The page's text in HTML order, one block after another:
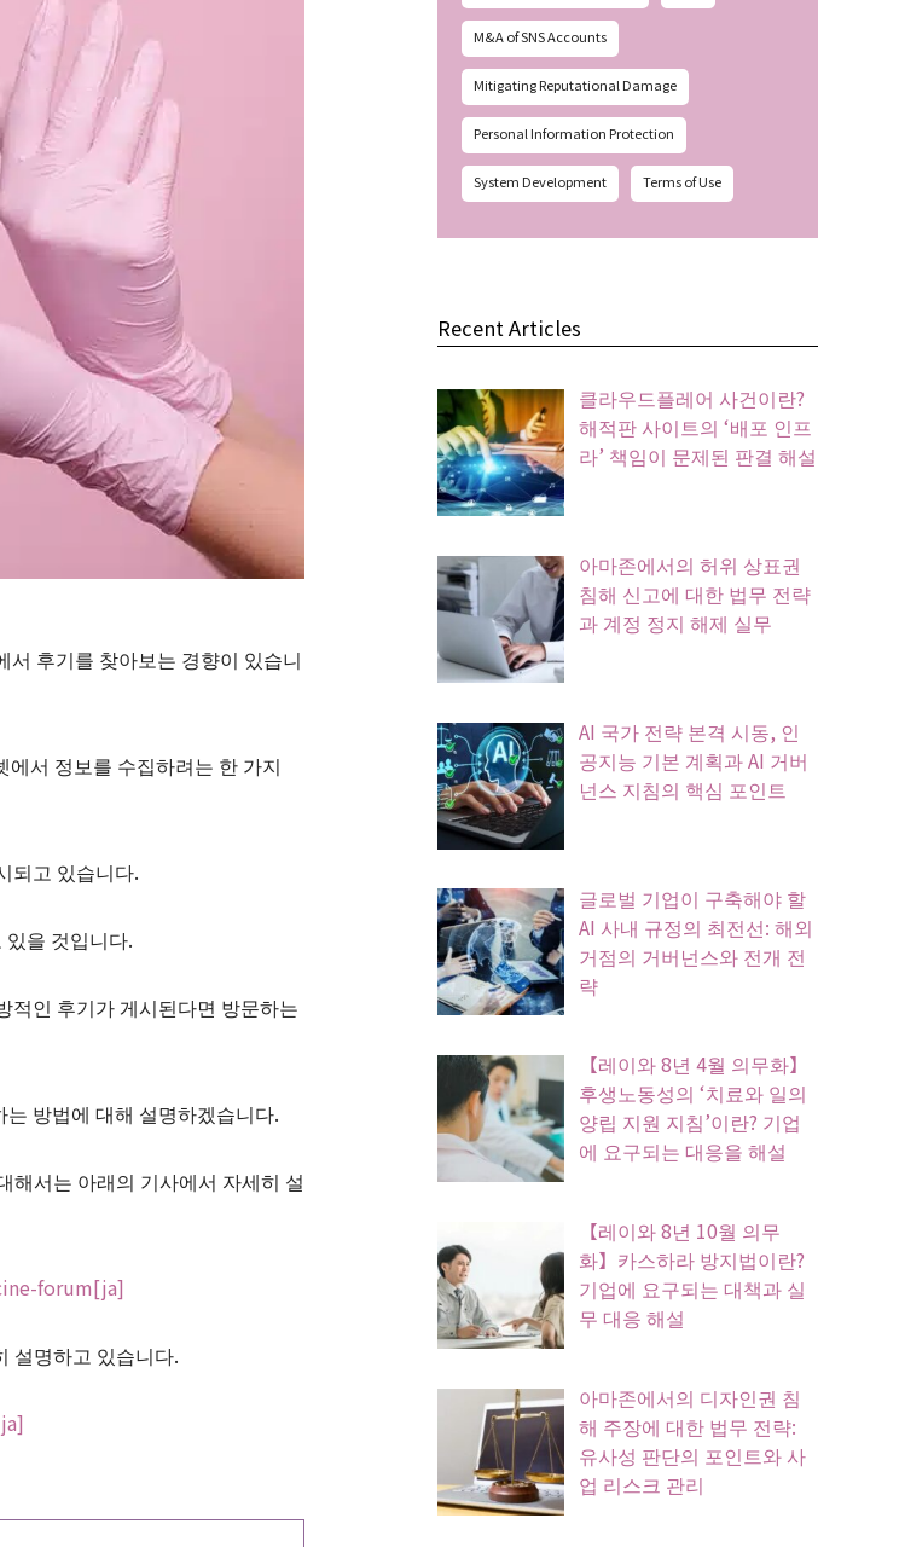
후기를 찾아보는 경향이 있습니
서 정보를 수집하려는 한 가지
되고 있습니다.
을 것입니다.
적인 후기가 게시된다면 방문하는
방법에 대해 설명하겠습니다.
해서는 아래의 기사에서 자세히 설
forum[ja]
설명하고 있습니다.
M&A of SNS Accounts
Mitigating Reputational Damage
Personal Information Protection
System Development Terms of Use
Recent Articles
클라우드플레어 사건이란?
해적판 사이트의 ‘배포 인프
라’ 책임이 문제된 판결 해설
아마존에서의 허위 상표권
침해 신고에 대한 법무 전략
과 계정 정지 해제 실무
AI 국가 전략 본격 시동, 인
공지능 기본 계획과 AI 거버
넌스 지침의 핵심 포인트
글로벌 기업이 구축해야 할
AI 사내 규정의 최전선: 해외
거점의 거버넌스와 전개 전
략
【레이와 8년 4월 의무화】
후생노동성의 ‘치료와 일의
양립 지원 지침’이란? 기업
에 요구되는 대응을 해설
【레이와 8년 10월 의무
화】카스하라 방지법이란?
기업에 요구되는 대책과 실
무 대응 해설
아마존에서의 디자인권 침
해 주장에 대한 법무 전략:
유사성 판단의 포인트와 사
업 리스크 관리